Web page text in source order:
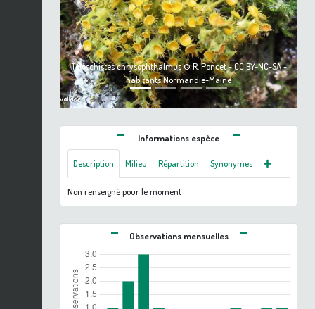
Teloschistes chrysophthalmus © R. Poncet - CC BY-NC-SA -
habitants Normandie-Maine
Previous Next
Informations espèce
Description Milieu Répartition Synonymes
Non renseigné pour le moment
Observations mensuelles